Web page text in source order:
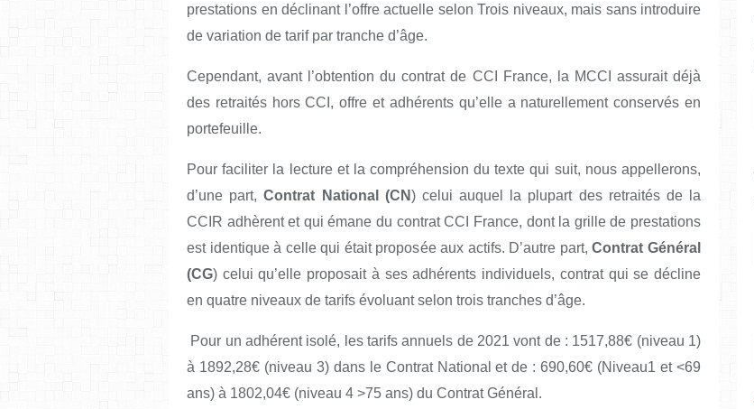
prestations en déclinant l’offre actuelle selon Trois niveaux, mais sans introduire
de variation de tarif par tranche d’âge.
Cependant, avant l’obtention du contrat de CCI France, la MCCI assurait déjà
des retraités hors CCI, offre et adhérents qu’elle a naturellement conservés en
portefeuille.
Pour faciliter la lecture et la compréhension du texte qui suit, nous appellerons,
d’une part,Contrat National (CN) celui auquel la plupart des retraités de la
CCIR adhèrent et qui émane du contrat CCI France, dont la grille de prestations
est identique à celle qui était proposée aux actifs. D’autre part,Contrat Général
(CG) celui qu’elle proposait à ses adhérents individuels, contrat qui se décline
en quatre niveaux de tarifs évoluant selon trois tranches d’âge.
Pour un adhérent isolé, les tarifs annuels de 2021 vont de : 1517,88€ (niveau 1)
à 1892,28€ (niveau 3) dans le Contrat National et de : 690,60€ (Niveau1 et <69
ans) à 1802,04€ (niveau 4 >75 ans) du Contrat Général.